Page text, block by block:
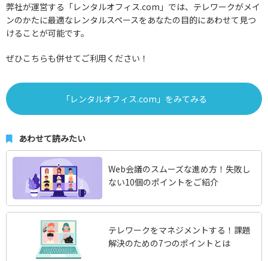
弊社が運営する「レンタルオフィス.com」では、テレワークがメイ
ンのかたに最適なレンタルスペースをあなたの目的にあわせて見つ
けることが可能です。
ぜひこちらも併せてご利用ください！
「レンタルオフィス.com」をみてみる
あわせて読みたい
Web会議のスムーズな進め方！失敗し
ない10個のポイントをご紹介
テレワークをマネジメントする！課題
解決のための7つのポイントとは